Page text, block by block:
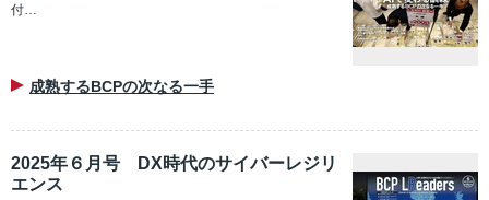
付…
成熟するBCPの次なる一手
2025年６月号 DX時代のサイバーレジリ
エンス